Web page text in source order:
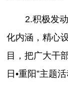
2.积极发
化内涵，精心
目，把广大干
日•重阳”主题